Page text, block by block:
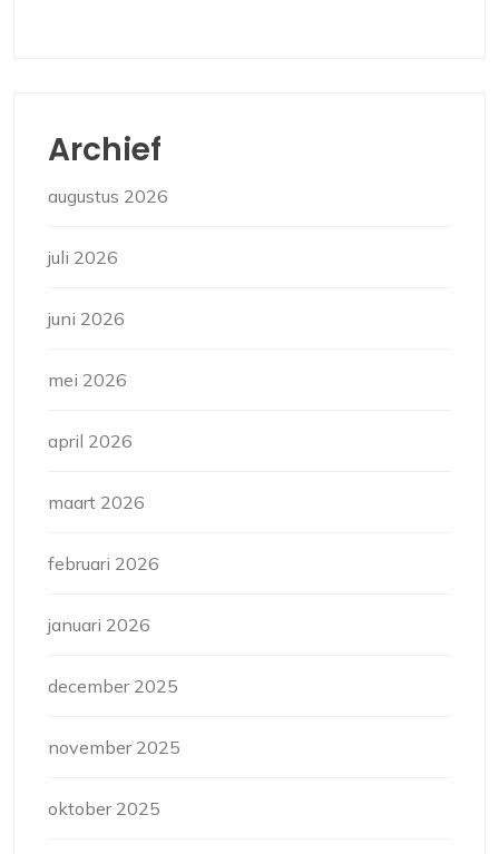
Archief
augustus 2026
juli 2026
juni 2026
mei 2026
april 2026
maart 2026
februari 2026
januari 2026
december 2025
november 2025
oktober 2025